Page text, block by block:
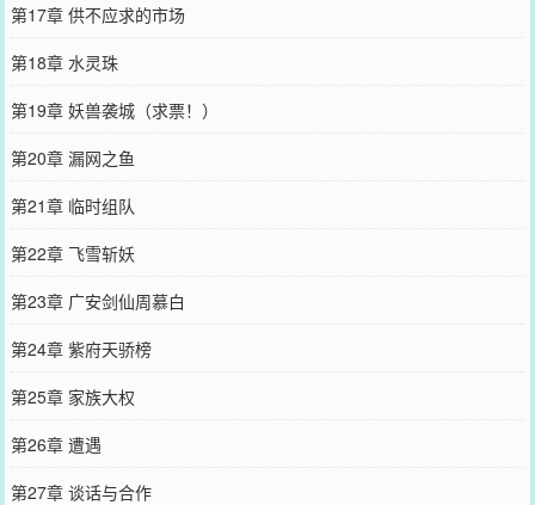
第17章 供不应求的市场
第18章 水灵珠
第19章 妖兽袭城（求票！）
第20章 漏网之鱼
第21章 临时组队
第22章 飞雪斩妖
第23章 广安剑仙周慕白
第24章 紫府天骄榜
第25章 家族大权
第26章 遭遇
第27章 谈话与合作